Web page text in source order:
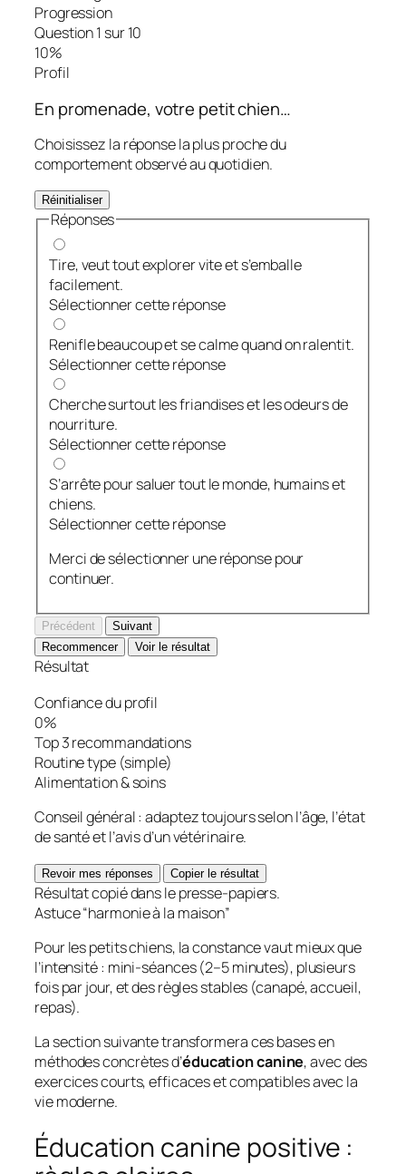
Progression
Question 1 sur 10
10%
Profil
En promenade, votre petit chien…
Choisissez la réponse la plus proche du
comportement observé au quotidien.
Réinitialiser
Réponses
Tire, veut tout explorer vite et s’emballe
facilement.
Sélectionner cette réponse
Renifle beaucoup et se calme quand on ralentit.
Sélectionner cette réponse
Cherche surtout les friandises et les odeurs de
nourriture.
Sélectionner cette réponse
S’arrête pour saluer tout le monde, humains et
chiens.
Sélectionner cette réponse
Merci de sélectionner une réponse pour
continuer.
Précédent
Suivant
Recommencer
Voir le résultat
Résultat
Confiance du profil
0%
Top 3 recommandations
Routine type (simple)
Alimentation & soins
Conseil général : adaptez toujours selon l’âge, l’état
de santé et l’avis d’un vétérinaire.
Revoir mes réponses Copier le résultat
Résultat copié dans le presse-papiers.
Astuce “harmonie à la maison”
Pour les petits chiens, la constance vaut mieux que
l’intensité : mini-séances (2–5 minutes), plusieurs
fois par jour, et des règles stables (canapé, accueil,
repas).
La section suivante transformera ces bases en
méthodes concrètes d’éducation canine, avec des
exercices courts, efficaces et compatibles avec la
vie moderne.
Éducation canine positive :